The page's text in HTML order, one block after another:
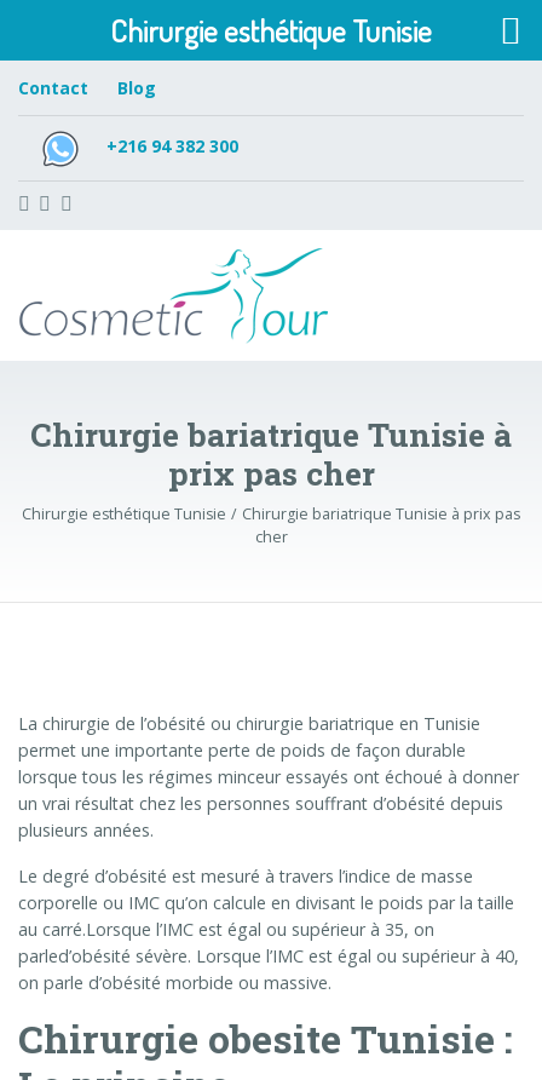
Contact Blog
+216 94 382 300
Chirurgie bariatrique Tunisie à
prix pas cher
Chirurgie esthétique Tunisie
Chirurgie bariatrique Tunisie à prix pas
cher
La chirurgie de l’obésité ou chirurgie bariatrique en Tunisie
permet une importante perte de poids de façon durable
lorsque tous les régimes minceur essayés ont échoué à donner
un vrai résultat chez les personnes souffrant d’obésité depuis
plusieurs années.
Le degré d’obésité est mesuré à travers l’indice de masse
corporelle ou IMC qu’on calcule en divisant le poids par la taille
au carré.Lorsque l’IMC est égal ou supérieur à 35, on
parled’obésité sévère. Lorsque l’IMC est égal ou supérieur à 40,
on parle d’obésité morbide ou massive.
Chirurgie obesite Tunisie :
Chirurgie esthétique Tunisie